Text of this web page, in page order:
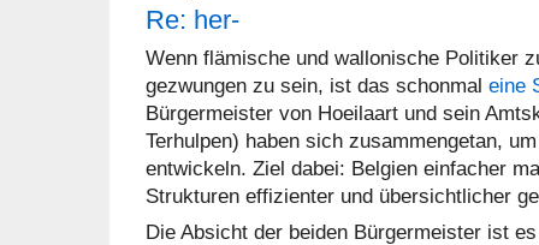
Re: her-
Wenn flämische und wallonische Politiker
gezwungen zu sein, ist das schonmal eine
Bürgermeister von Hoeilaart und sein
Terhulpen) haben sich zusammengetan,
entwickeln. Ziel dabei: Belgien einfacher
Strukturen effizienter und übersichtlicher
Die Absicht der beiden Bürgermeister ist